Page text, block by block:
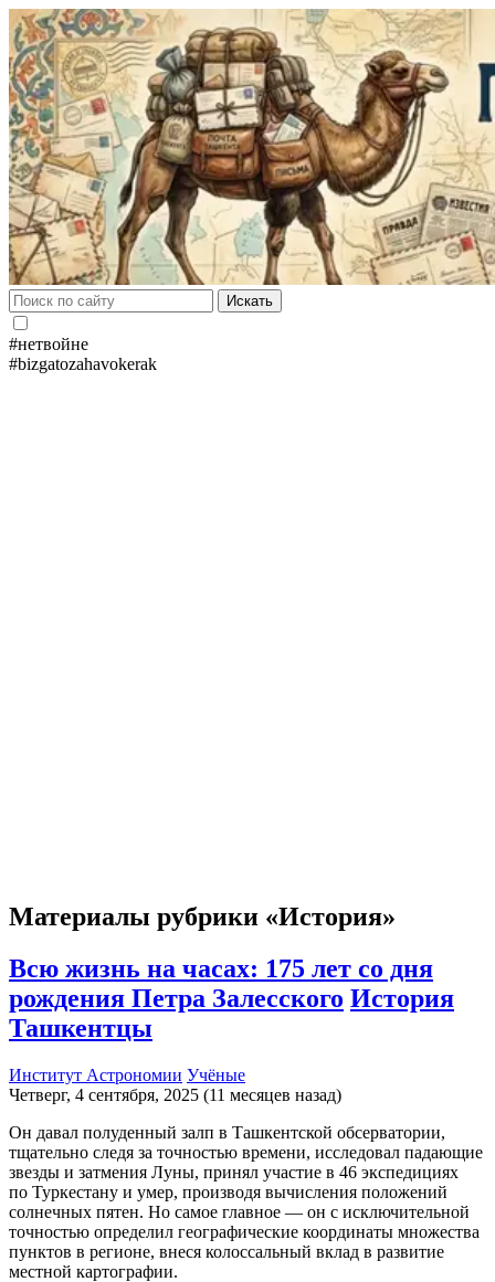
Искать
#нетвойне
#bizgatozahavokerak
Материалы рубрики «История»
Всю жизнь на часах: 175 лет со дня
рождения Петра Залесского История
Ташкентцы
Институт Астрономии Учёные
Четверг, 4 сентября, 2025 (11 месяцев назад)
Он давал полуденный залп в Ташкентской обсерватории,
тщательно следя за точностью времени, исследовал падающие
звезды и затмения Луны, принял участие в 46 экспедициях
по Туркестану и умер, производя вычисления положений
солнечных пятен. Но самое главное — он с исключительной
точностью определил географические координаты множества
пунктов в регионе, внеся колоссальный вклад в развитие
местной картографии.